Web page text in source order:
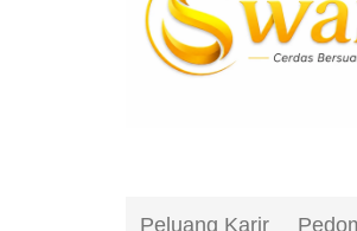
Peluang Karir